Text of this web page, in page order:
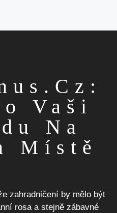
Vaši
Na
Místě
zahradničení by mělo být
rosa a stejně zábavné